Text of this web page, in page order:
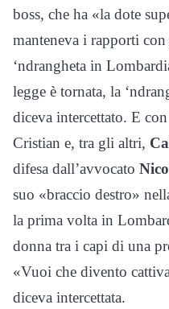
boss, che ha «la dote
manteneva i rapporti
‘ndrangheta in
legge è tornata, la
diceva intercettato. E
Cristian e, tra gli altri,
difesa dall’avvocato
suo «braccio destro»
la prima volta in
donna tra i capi di una
«Vuoi che divento
diceva intercettata.